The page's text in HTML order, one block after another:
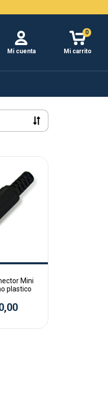
Mi cuenta Mi carrito
0
Mini
plastico